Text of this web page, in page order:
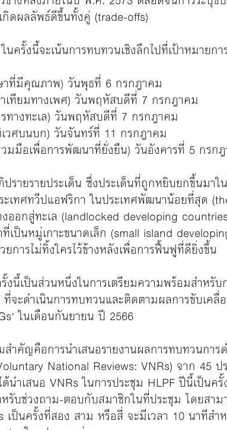
กิดผลลัพธ์ดีขึ้นทั้งคู่ (trade-offs)
นครั้งนี้จะเน้นการทบทวนเชิงลึกไปที่เป้าหมาย
าที่มีคุณภาพ) วันพุธที่ 6 กรกฎาคม
เทียมทางเพศ) วันพฤหัสบดีที่ 7 กรกฎาคม
ทางทะเล) วันพฤหัสบดีที่ 7 กรกฎาคม
วศบนบก) วันจันทร์ที่ 11 กรกฎาคม
มมือเพื่อการพัฒนาที่ยั่งยืน) วันอังคารที่ 5 กรก
รายรายประเด็น ซึ่งประเด็นที่ถูกหยิบยกขึ้นมา
เทศทวีปแอฟริกา ในประเทศพัฒนาน้อยที่สุด
ออกสู่ทะเล (landlocked developing
ป็นหมู่เกาะขนาดเล็ก (small island
การไม่ทิ้งใครไว้ข้างหลังเพื่อการฟื้นฟูที่ดียิ่งขึ้น
นี้เป็นส่วนหนึ่งในการเตรียมความพร้อมสำหรั
ะดำเนินการทบทวนและติดตามผลการขับเคลื่
ในเดือนกันยายน ปี 2566
คัญคือการนำเสนอรายงานผลการทบทวนกา
National Reviews: VNRs) จาก 45
นำเสนอ VNRs ในการประชุม HLPF ปีนี้เป็นค
รับช่วงถาม-ตอบกับสมาชิกในที่ประชุม โดยสา
เป็นครั้งที่สอง สาม หรือสี่ จะมีเวลา 10 นาทีส